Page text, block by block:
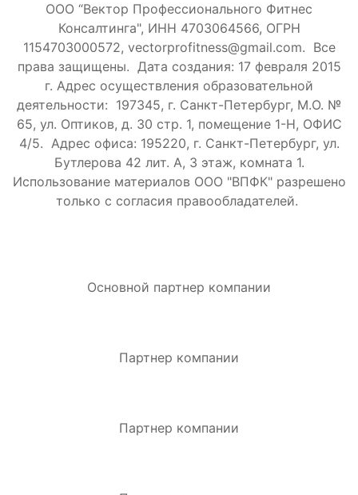
ООО “Вектор Профессионального Фитнес
Консалтинга", ИНН 4703064566, ОГРН
1154703000572, vectorprofitness@gmail.com. Все
права защищены. Дата создания: 17 февраля 2015
г. Адрес осуществления образовательной
деятельности: 197345, г. Санкт-Петербург, М.О. №
65, ул. Оптиков, д. 30 стр. 1, помещение 1-Н, ОФИС
4/5. Адрес офиса: 195220, г. Санкт-Петербург, ул.
Бутлерова 42 лит. А, 3 этаж, комната 1.
Использование материалов ООО "ВПФК" разрешено
только с согласия правообладателей.
Основной партнер компании
Партнер компании
Партнер компании